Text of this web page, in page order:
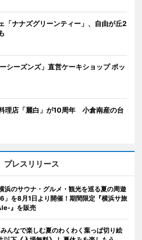
「ナナズグリーンティー」、自由が丘2
シーズンズ」直営ケーキショップ ポッ
理店「麗白」が10周年 小倉南産の台
プレスリリース
浜のサウナ・グルメ・観光を巡る夏の周遊
」を8月1日より開催！期間限定『横浜サ旅
』を販売
んなで楽しむ夏のわくわく葉っぱ切り絵